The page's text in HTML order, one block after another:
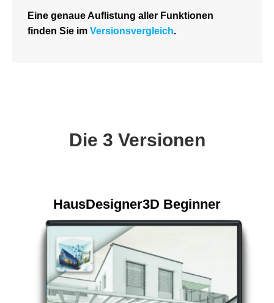
Eine genaue Auflistung aller Funktionen
finden Sie im Versionsvergleich.
Die 3 Versionen
HausDesigner3D Beginner